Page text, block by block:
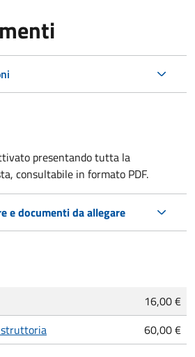
presentando tutta la
consultabile in formato PDF.
e documenti da allegare
16,00 €
60,00 €